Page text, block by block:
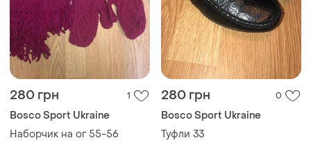
280 грн 1
Bosco Sport Ukraine
Наборчик на ог 55-56
280 грн 0
Bosco Sport Ukraine
Туфли 33